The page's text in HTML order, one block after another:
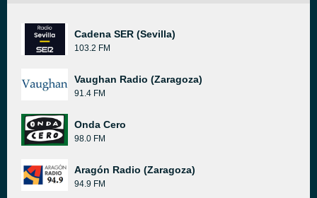
Cadena SER (Sevilla)
103.2 FM
Vaughan Radio (Zaragoza)
91.4 FM
Onda Cero
98.0 FM
Aragón Radio (Zaragoza)
94.9 FM